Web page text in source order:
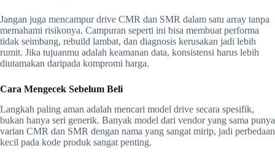
Jangan juga mencampur drive CMR dan SMR dalam satu array tanpa
memahami risikonya. Campuran seperti ini bisa membuat performa
tidak seimbang, rebuild lambat, dan diagnosis kerusakan jadi lebih
rumit. Jika tujuanmu adalah keamanan data, konsistensi harus lebih
diutamakan daripada kompromi harga.
Cara Mengecek Sebelum Beli
Langkah paling aman adalah mencari model drive secara spesifik,
bukan hanya seri generik. Banyak model dari vendor yang sama punya
varian CMR dan SMR dengan nama yang sangat mirip, jadi perbedaan
kecil pada kode produk sangat penting.